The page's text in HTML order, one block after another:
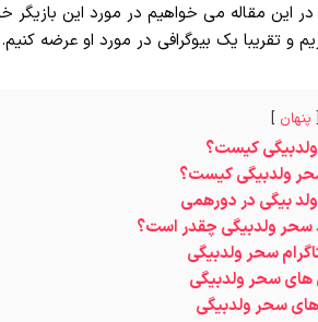
این مقاله می خواهیم در مورد این
و تقریبا یک بیوگرافی در مورد او عرضه کنیم.
پنهان
کیست؟
ولدبیگی کیست؟
بیگی در دورهمی
سحر ولدبیگی چقدر است؟
سحر ولدبیگی
سحر ولدبیگی
سحر ولدبیگی